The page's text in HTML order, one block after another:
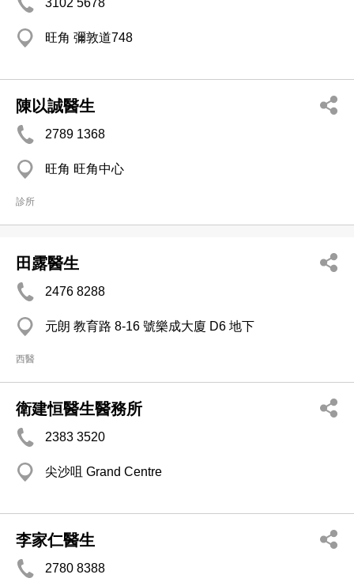
3102 5678
旺角 彌敦道748
陳以誠醫生
2789 1368
旺角 旺角中心
診所
田露醫生
2476 8288
元朗 教育路 8-16 號樂成大廈 D6 地下
西醫
衛建恒醫生醫務所
2383 3520
尖沙咀 Grand Centre
李家仁醫生
2780 8388